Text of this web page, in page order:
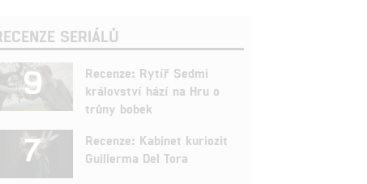
SERIÁLŮ
9
Recenze: Rytíř Sedmi
království hází na Hru o
trůny bobek
7
Recenze: Kabinet kuriozit
Guillerma Del Tora